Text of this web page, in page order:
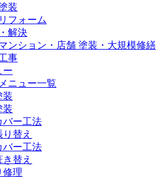
装
フォーム
解決
ンション・店舗 塗装・大規模修繕
事
ー
ニュー一覧
装
装
バー工法
替え
バー工法
替え
修理